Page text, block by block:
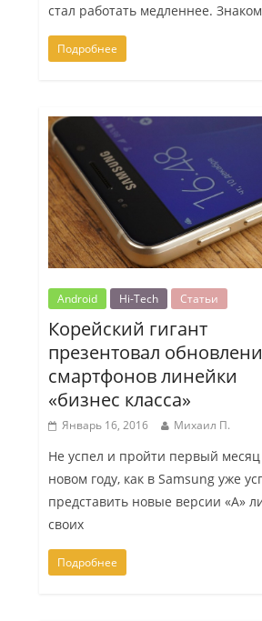
стал работать медленнее.
Подробнее
Android Hi-Tech Статьи
Корейский гигант
презентовал
смартфонов линейки
«бизнес класса»
Январь 16, 2016 Михаил П.
Не успел и пройти первый
новом году, как в Samsung уже
представить новые версии «A»
своих
Подробнее